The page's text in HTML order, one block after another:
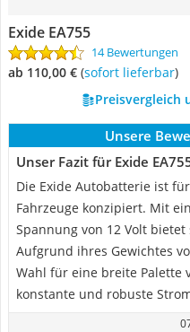
Exide EA755
14 Bewertungen
ab 110,00 € ( Sofort lieferbar)
Preisvergleich
Unsere
Unser Fazit für Exide
Die Exide Autobatterie ist
Fahrzeuge konzipiert. Mit
Spannung von 12 Volt
Aufgrund ihres Gewichtes
Wahl für eine breite Palette
konstante und robuste